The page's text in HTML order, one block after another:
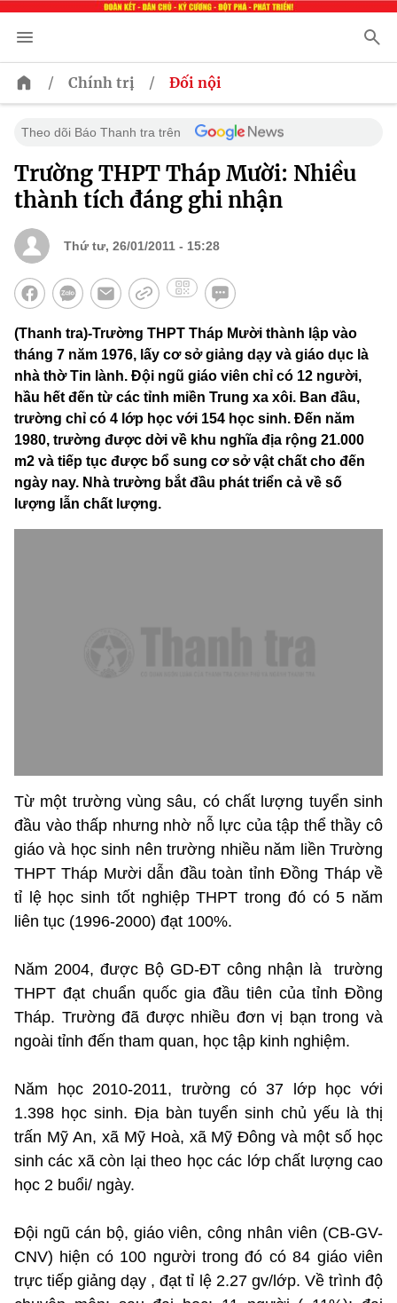
/ Chính trị / Đối nội
Theo dõi Báo Thanh tra trên
Trường THPT Tháp Mười: Nhiều
thành tích đáng ghi nhận
Thứ tư, 26/01/2011 - 15:28
(Thanh tra)-Trường THPT Tháp Mười thành lập vào
tháng 7 năm 1976, lấy cơ sở giảng dạy và giáo dục là
nhà thờ Tin lành. Đội ngũ giáo viên chỉ có 12 người,
hầu hết đến từ các tỉnh miền Trung xa xôi. Ban đầu,
trường chỉ có 4 lớp học với 154 học sinh. Đến năm
1980, trường được dời về khu nghĩa địa rộng 21.000
m2 và tiếp tục được bổ sung cơ sở vật chất cho đến
ngày nay. Nhà trường bắt đầu phát triển cả về số
lượng lẫn chất lượng.
Từ một trường vùng sâu, có chất lượng tuyển sinh
đầu vào thấp nhưng nhờ nỗ lực của tập thể thầy cô
giáo và học sinh nên trường nhiều năm liền Trường
THPT Tháp Mười dẫn đầu toàn tỉnh Đồng Tháp về
tỉ lệ học sinh tốt nghiệp THPT trong đó có 5 năm
liên tục (1996-2000) đạt 100%.
Năm 2004, được Bộ GD-ĐT công nhận là trường
THPT đạt chuẩn quốc gia đầu tiên của tỉnh Đồng
Tháp. Trường đã được nhiều đơn vị bạn trong và
ngoài tỉnh đến tham quan, học tập kinh nghiệm.
Năm học 2010-2011, trường có 37 lớp học với
1.398 học sinh. Địa bàn tuyển sinh chủ yếu là thị
trấn Mỹ An, xã Mỹ Hoà, xã Mỹ Đông và một số học
sinh các xã còn lại theo học các lớp chất lượng cao
học 2 buổi/ ngày.
Đội ngũ cán bộ, giáo viên, công nhân viên (CB-GV-
CNV) hiện có 100 người trong đó có 84 giáo viên
trực tiếp giảng dạy , đạt tỉ lệ 2.27 gv/lớp. Về trình độ